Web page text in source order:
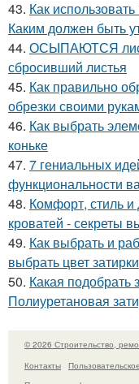
43. Как
Каким должен быть
44. ОСЫПАЮТСЯ
сбросивший листья
45. Как правильно
обрезки своими
46. Как выбрать
коньке
47. 7 гениальных
функциональности
48. Комфорт, стиль и
кроватей - секреты
49. Как выбрать и
выбрать цвет затирки
50. Какая подобрать
Полиуретановая
© 2026 Строительство,
Контакты